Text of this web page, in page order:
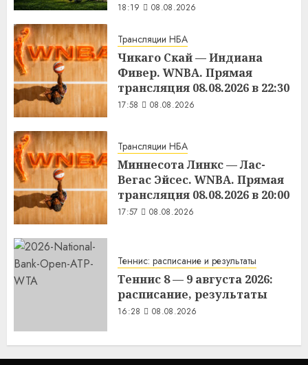
18:19 08.08.2026
Трансляции НБА
Чикаго Скай — Индиана
Фивер. WNBA. Прямая
трансляция 08.08.2026 в 22:30
17:58 08.08.2026
Трансляции НБА
Миннесота Линкс — Лас-
Вегас Эйсес. WNBA. Прямая
трансляция 08.08.2026 в 20:00
17:57 08.08.2026
Теннис: расписание и результаты
Теннис 8 — 9 августа 2026:
расписание, результаты
16:28 08.08.2026